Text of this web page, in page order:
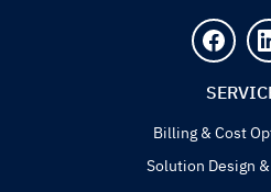
Billing & Cost
Solution Design